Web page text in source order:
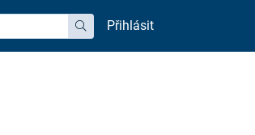
hledat
Přihlásit